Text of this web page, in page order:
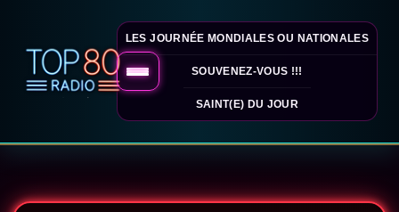
LES JOURNÉE MONDIALES OU NATIONALES
SOUVENEZ-VOUS !!!
SAINT(E) DU JOUR